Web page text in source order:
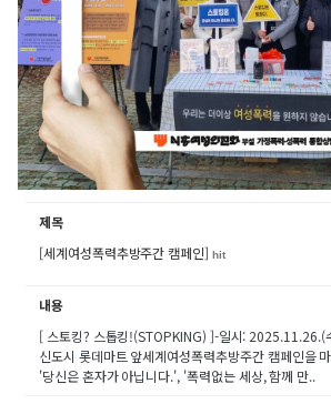
제목
[세계여성폭력추방주간 캠페인] hit
내용
[ 스토킹? 스톱킹!(STOPKING) ]-일시:
신도시 롯데마트 앞세계여성폭력추방주간 캠페인을
'당신은 혼자가 아닙니다.', '폭력없는 세상, 함께 만..